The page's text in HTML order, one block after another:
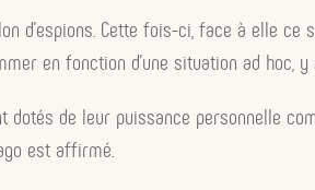
d’espions. Cette fois-ci, face à elle
en fonction d’une situation ad
dotés de leur puissance personnelle
est affirmé.